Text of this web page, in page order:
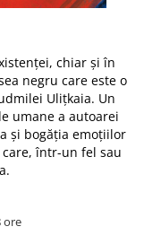
chiar și în
negru care este o
Ulițkaia. Un
umane a autoarei
și bogăția emoțiilor
într-un fel sau
ore